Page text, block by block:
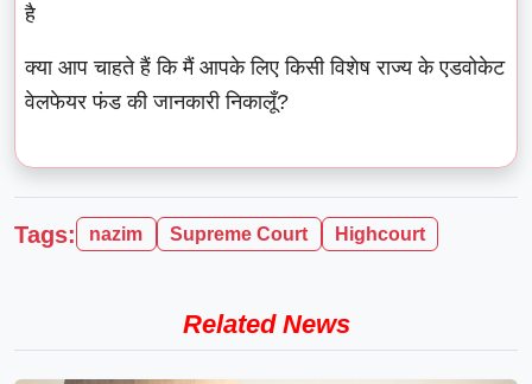
है
क्या आप चाहते हैं कि मैं आपके लिए किसी विशेष राज्य के एडवोकेट
वेलफेयर फंड की जानकारी निकालूँ?
Tags: nazim Supreme Court Highcourt
Related News